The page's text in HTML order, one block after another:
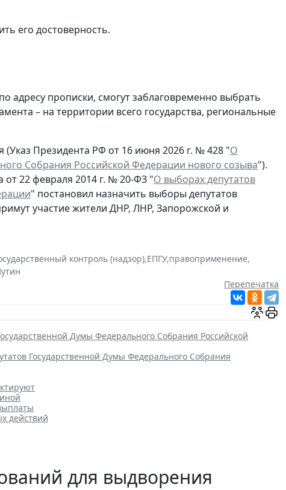
его достоверность.
адресу прописки, смогут заблаговременно выбрать
– на территории всего государства, региональные
(Указ Президента РФ от 16 июня 2026 г. № 428 "О
Собрания Российской Федерации нового созыва").
от 22 февраля 2014 г. № 20-ФЗ "О выборах депутатов
" постановил назначить выборы депутатов
участие жители ДНР, ЛНР, Запорожской и
контроль (надзор),ЕПГУ,правоприменение,
Перепечатка
Думы Федерального Собрания Российской
Государственной Думы Федерального Собрания
действий
для выдворения